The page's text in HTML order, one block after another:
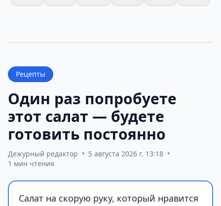
Рецепты
Один раз попробуете
этот салат — будете
готовить постоянно
Дежурный редактор • 5 августа 2026 г. 13:18 •
1 мин чтения
Салат на скорую руку, который нравится